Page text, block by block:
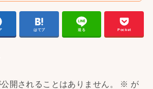
はてブ 送る Pocket
開されることはありません。 ※ が